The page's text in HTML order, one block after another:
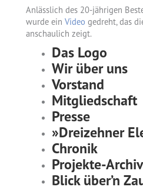
Anlässlich des 20-jährigen
wurde ein Video gedreht, das
anschaulich zeigt.
Das Logo
Wir über uns
Vorstand
Mitgliedschaft
Presse
»Dreizehner
Chronik
Projekte-Archiv
Blick über’n